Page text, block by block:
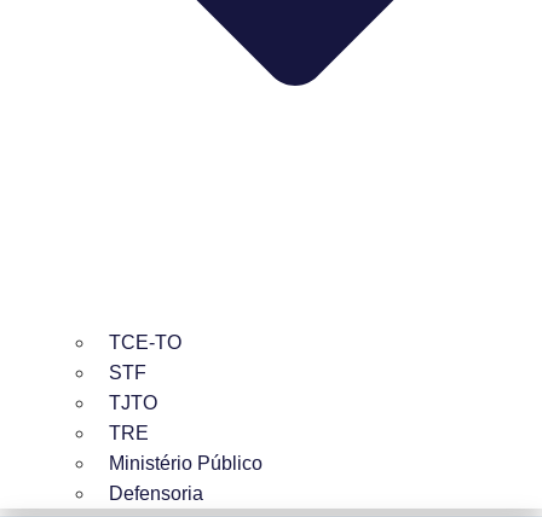
TCE-TO
STF
TJTO
TRE
Ministério Público
Defensoria